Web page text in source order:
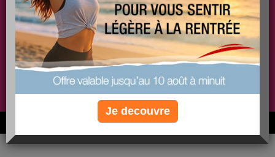
PLUS
EFFICACE
PLUS
SANTÉ
PLUS
COACHING
Non, je préfère le régime gratuit
6M de personnes ont maigri et réappris à manger avec nous
Je decouvre